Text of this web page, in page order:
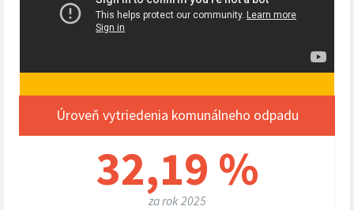
Úroveň vytriedenia komunálneho odpadu
32,19 %
za rok 2025